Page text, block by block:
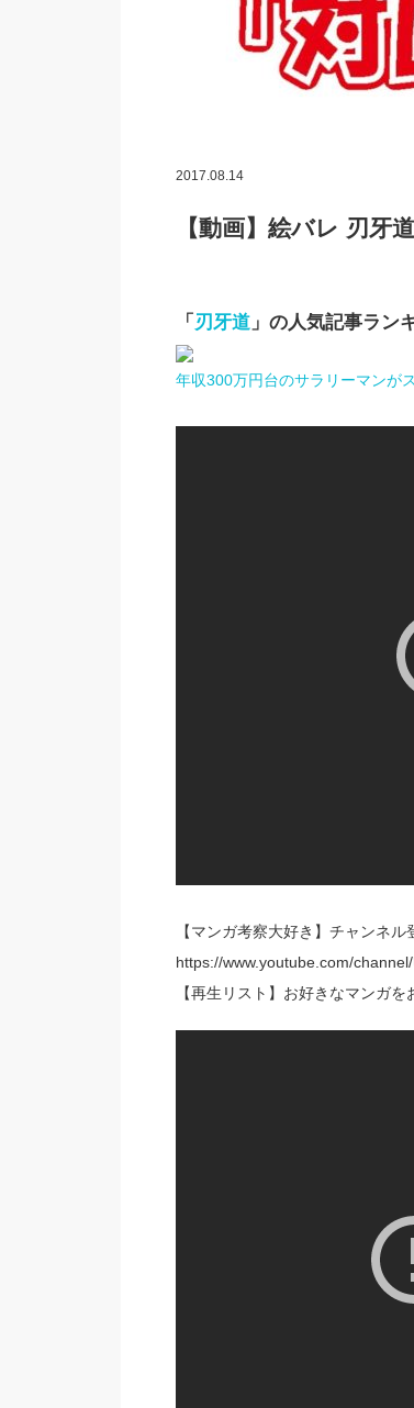
2017.08.14
【動画】絵バレ 刃牙
「 刃牙道」の人気記事ラン
年収300万円台のサラリーマンが
【マンガ考察大好き】チャンネル
https://www.youtube.com/
【再生リスト】お好きなマンガを